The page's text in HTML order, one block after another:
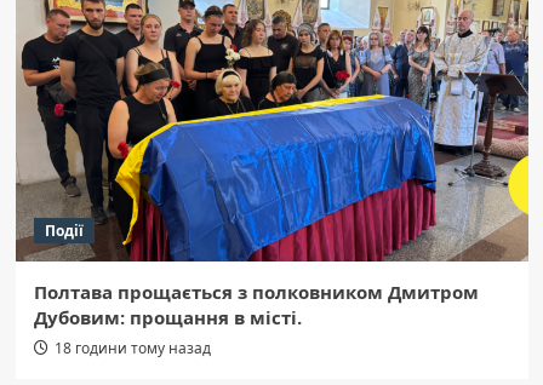
Події
Полтава прощається з полковником Дмитром
Дубовим: прощання в місті.
18 години тому назад